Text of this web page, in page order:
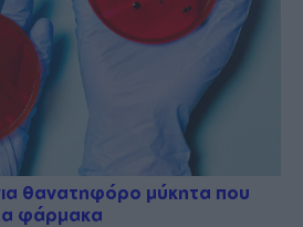
θανατηφόρο μύκητα που
φάρμακα